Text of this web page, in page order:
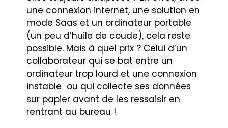
une connexion internet, une solution en
mode Saas et un ordinateur portable
(un peu d’huile de coude), cela reste
possible. Mais à quel prix ? Celui d’un
collaborateur qui se bat entre un
ordinateur trop lourd et une connexion
instable ou qui collecte ses données
sur papier avant de les ressaisir en
rentrant au bureau !